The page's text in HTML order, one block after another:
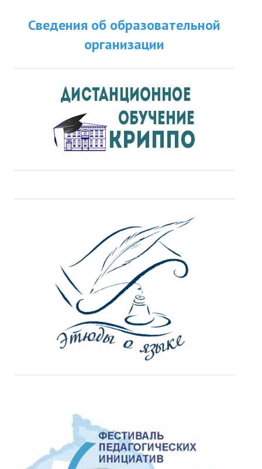
ГИА
Советуем прочитать
Готовимся к новому учебному году 2026-2027
Профессиональная переподготовка
Повышение квалификации
Сведения об образовательной
организации